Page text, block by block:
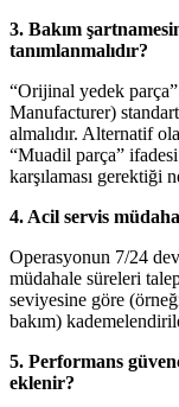
3. Bakım
tanımlanmalıdır?
“Orijinal yedek
Manufacturer)
almalıdır. Alternatif
“Muadil parça”
karşılaması gerektiği
4. Acil servis
Operasyonun 7/24
müdahale süreleri
seviyesine göre
bakım)
5. Performans
eklenir?